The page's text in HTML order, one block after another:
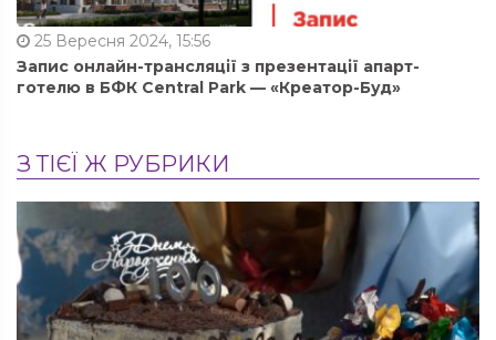
25 Вересня 2024, 15:56
Запис онлайн-трансляції з презентації апарт-
готелю в БФК Central Park — «Креатор-Буд»
З ТІЄЇ Ж РУБРИКИ